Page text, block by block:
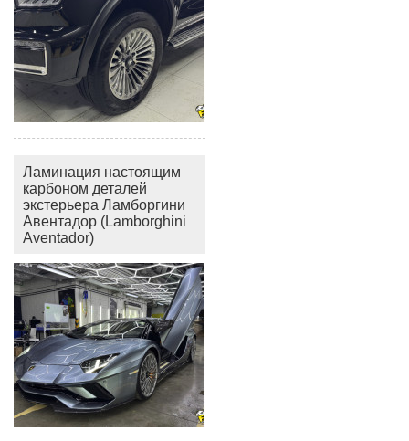
Ламинация настоящим
карбоном деталей
экстерьера Ламборгини
Авентадор (Lamborghini
Aventador)